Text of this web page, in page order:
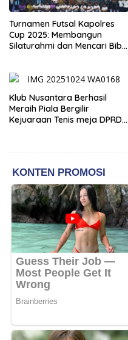
Turnamen Futsal Kapolres
Cup 2025: Membangun
Silaturahmi dan Mencari Bibit
Klub Nusantara Berhasil
Meraih Piala Bergilir
Kejuaraan Tenis meja DPRD